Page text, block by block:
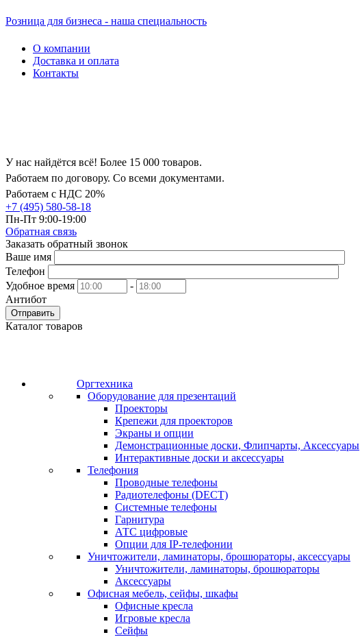
Розница для бизнеса - наша специальность
О компании
Доставка и оплата
Контакты
У нас найдётся всё! Более 15 000 товаров.
Работаем по договору. Со всеми документами.
Работаем с НДС 20%
+7 (495) 580-58-18
Пн-Пт 9:00-19:00
Обратная связь
Заказать обратный звонок
Ваше имя
Телефон
Удобное время
-
Антибот
Отправить
Каталог товаров
Оргтехника
Оборудование для презентаций
Проекторы
Крепежи для проекторов
Экраны и опции
Демонстрационные доски, Флипчарты, Аксессуары
Интерактивные доски и аксессуары
Телефония
Проводные телефоны
Радиотелефоны (DECT)
Системные телефоны
Гарнитура
АТС цифровые
Опции для IP-телефонии
Уничтожители, ламинаторы, брошюраторы, аксессуары
Уничтожители, ламинаторы, брошюраторы
Аксессуары
Офисная мебель, сейфы, шкафы
Офисные кресла
Игровые кресла
Сейфы